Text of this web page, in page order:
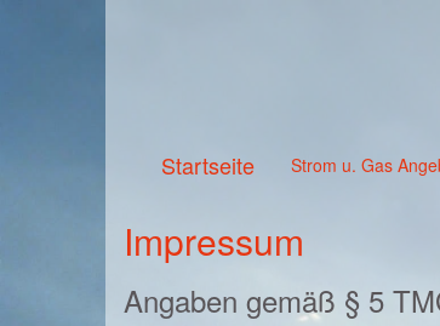
Startseite Strom u. Gas
Impressum
Angaben gemäß § 5